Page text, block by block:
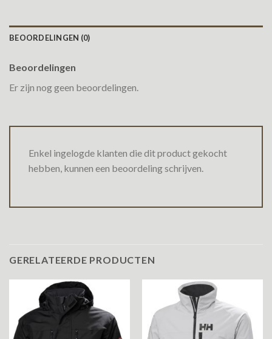
BEOORDELINGEN (0)
Beoordelingen
Er zijn nog geen beoordelingen.
Enkel ingelogde klanten die dit product gekocht
hebben, kunnen een beoordeling schrijven.
GERELATEERDE PRODUCTEN